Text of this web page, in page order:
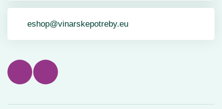
eshop@vinarskepotreby.eu